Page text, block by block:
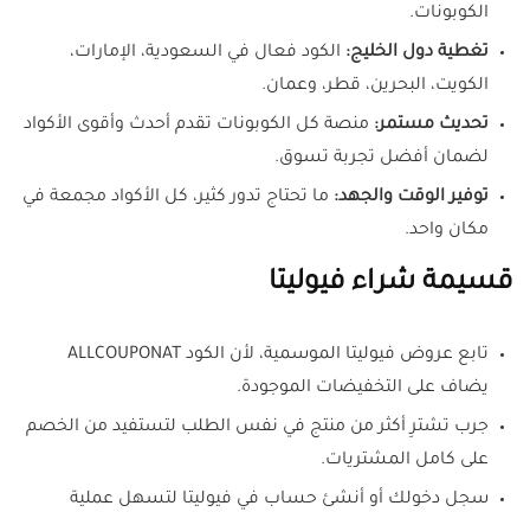
الكوبونات.
تغطية دول الخليج: الكود فعال في السعودية، الإمارات،
الكويت، البحرين، قطر، وعمان.
تحديث مستمر: منصة كل الكوبونات تقدم أحدث وأقوى الأكواد
لضمان أفضل تجربة تسوق.
توفير الوقت والجهد: ما تحتاج تدور كثير، كل الأكواد مجمعة في
مكان واحد.
قسيمة شراء فيوليتا
تابع عروض فيوليتا الموسمية، لأن الكود ALLCOUPONAT
يضاف على التخفيضات الموجودة.
جرب تشترِ أكثر من منتج في نفس الطلب لتستفيد من الخصم
على كامل المشتريات.
سجل دخولك أو أنشئ حساب في فيوليتا لتسهل عملية